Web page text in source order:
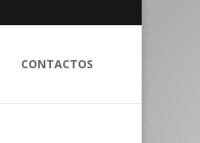
CONTACTOS